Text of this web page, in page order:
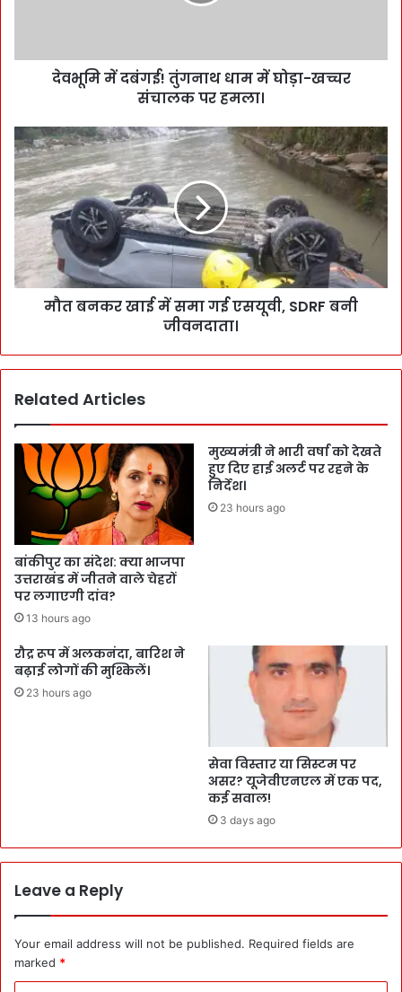
देवभूमि में दबंगई! तुंगनाथ धाम में घोड़ा-खच्चर
संचालक पर हमला।
मौत बनकर खाई में समा गई एसयूवी, SDRF बनी
जीवनदाता।
Related Articles
बांकीपुर का संदेश: क्या भाजपा
उत्तराखंड में जीतने वाले चेहरों
पर लगाएगी दांव?
13 hours ago
मुख्यमंत्री ने भारी वर्षा को देखते
हुए दिए हाई अलर्ट पर रहने के
निर्देश।
23 hours ago
रौद्र रूप में अलकनंदा, बारिश ने
बढ़ाई लोगों की मुश्किलें।
23 hours ago
सेवा विस्तार या सिस्टम पर
असर? यूजेवीएनएल में एक पद,
कई सवाल!
3 days ago
Leave a Reply
Your email address will not be published. Required fields are
marked *